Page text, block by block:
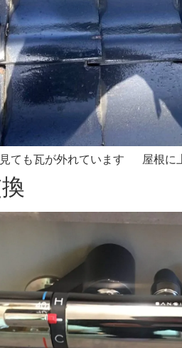
見ても瓦が外れています 屋根